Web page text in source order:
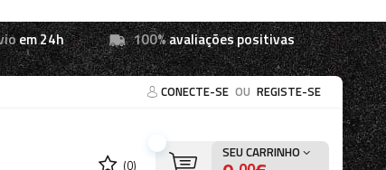
em 24h 100%avaliações positivas
CONECTE-SE OU REGISTE-SE
(0)
SEU CARRINHO